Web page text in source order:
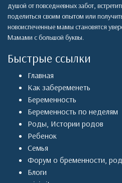
душой от повседневных забот,
поделиться своим опытом или
новоиспеченные мамы становятся
Мамами с большой буквы.
Быстрые ссылки
Главная
Как забеременеть
Беременность
Беременность по неделям
Роды Истории родов
Ребенок
Семья
Форум о бременности,
Блоги